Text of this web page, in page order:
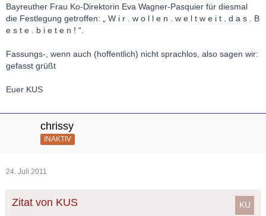
Bayreuther Frau Ko-Direktorin Eva Wagner-Pasquier für diesmal
die Festlegung getroffen: „ W i r . w o l l e n . w e l t w e i t . d a s . B
e s t e . b i e t e n ! “.
Fassungs-, wenn auch (hoffentlich) nicht sprachlos, also sagen wir:
gefasst grüßt
Euer KUS
chrissy
INAKTIV
24. Juli 2011
Zitat von KUS